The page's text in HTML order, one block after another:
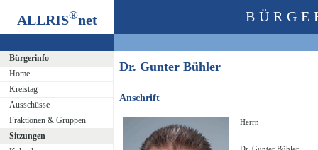
ALLRIS®net
Bürgerinfo
Home
Kreistag
Ausschüsse
Fraktionen & Gruppen
Sitzungen
Dr. Gunter Bühler
Anschrift
Herrn